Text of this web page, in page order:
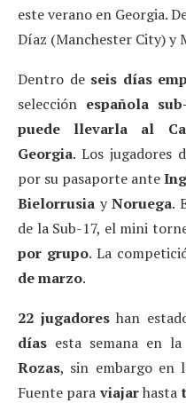
este verano en Georgia.
Díaz (Manchester City) y
Dentro de seis días
selección española
puede llevarla al
Georgia. Los jugadores
por su pasaporte ante
Bielorrusia yNoruega.
de la Sub-17, el mini
por grupo. La
de marzo.
22 jugadoreshan
días esta semana en la
Rozas, sin embargo en
Fuente para viajarhasta